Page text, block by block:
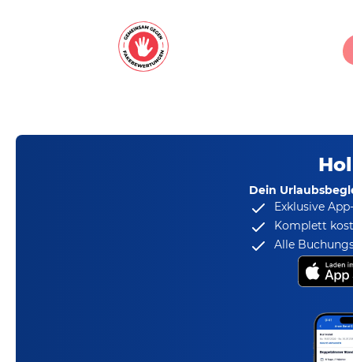
Dein
Exklusive
Komplett
Alle